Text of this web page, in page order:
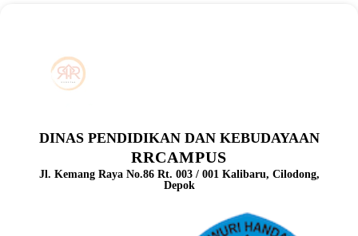
DINAS PENDIDIKAN DAN KEBUDAYAAN
RRCAMPUS
Jl. Kemang Raya No.86 Rt. 003 / 001 Kalibaru, Cilodong,
Depok